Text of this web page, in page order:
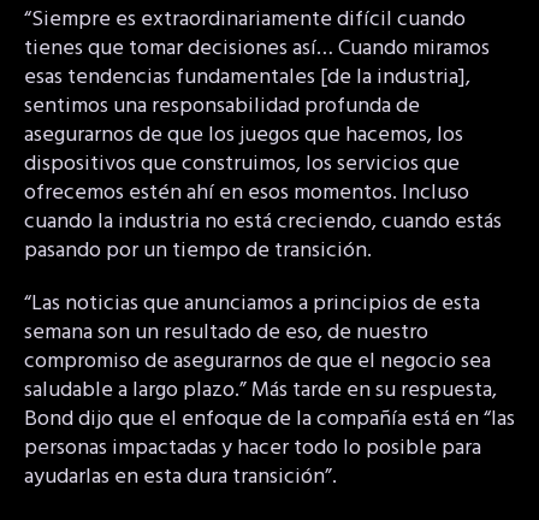
“Siempre es extraordinariamente difícil cuando
tienes que tomar decisiones así… Cuando miramos
esas tendencias fundamentales [de la industria],
sentimos una responsabilidad profunda de
asegurarnos de que los juegos que hacemos, los
dispositivos que construimos, los servicios que
ofrecemos estén ahí en esos momentos. Incluso
cuando la industria no está creciendo, cuando estás
pasando por un tiempo de transición.
“Las noticias que anunciamos a principios de esta
semana son un resultado de eso, de nuestro
compromiso de asegurarnos de que el negocio sea
saludable a largo plazo.” Más tarde en su respuesta,
Bond dijo que el enfoque de la compañía está en “las
personas impactadas y hacer todo lo posible para
ayudarlas en esta dura transición”.